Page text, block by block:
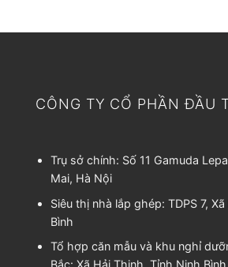
CÔNG TY CỔ PHẦN ĐẦU
Trụ sở chính: Số 11 Gamuda
Mai, Hà Nội
Siêu thị nhà lắp ghép: TDPS 7,
Bình
Tổ hợp căn mẫu và khu nghỉ